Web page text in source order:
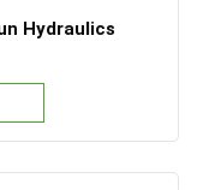
Hydraulics